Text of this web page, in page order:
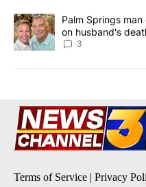
A trending article titled
Palm Springs
on husband's
3
Terms of Service | Privacy